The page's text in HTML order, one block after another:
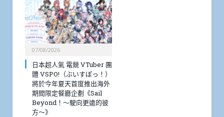
07/08/2026
日本超人氣 電競 VTuber 團
體 VSPO!（ぶいすぽっ！）
將於今年夏天首度推出海外
期間限定餐廳企劃《Sail
Beyond！～駛向更遠的彼
方～》